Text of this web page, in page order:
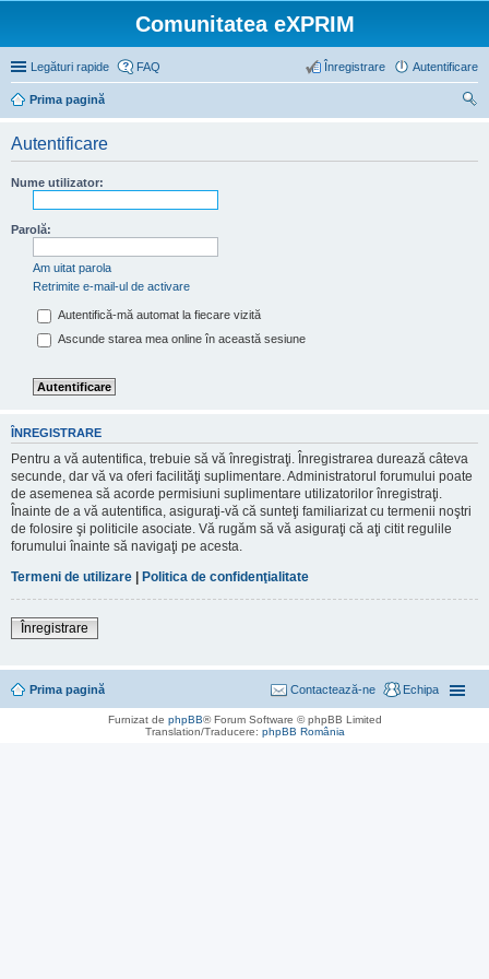
Comunitatea eXPRIM
Legături rapide FAQ Autentificare
Înregistrare
Prima pagină
Autentificare
Nume utilizator:
Parolă:
Am uitat parola
Retrimite e-mail-ul de activare
Autentifică-mă automat la fiecare vizită
Ascunde starea mea online în această sesiune
ÎNREGISTRARE
Pentru a vă autentifica, trebuie să vă înregistraţi. Înregistrarea durează câteva
secunde, dar vă va oferi facilităţi suplimentare. Administratorul forumului poate
de asemenea să acorde permisiuni suplimentare utilizatorilor înregistraţi.
Înainte de a vă autentifica, asiguraţi-vă că sunteţi familiarizat cu termenii noştri
de folosire şi politicile asociate. Vă rugăm să vă asiguraţi că aţi citit regulile
forumului înainte să navigaţi pe acesta.
Termeni de utilizare | Politica de confidenţialitate
Înregistrare
Prima pagină Echipa
Contactează-ne
Furnizat de phpBB® Forum Software © phpBB Limited
Translation/Traducere: phpBB România